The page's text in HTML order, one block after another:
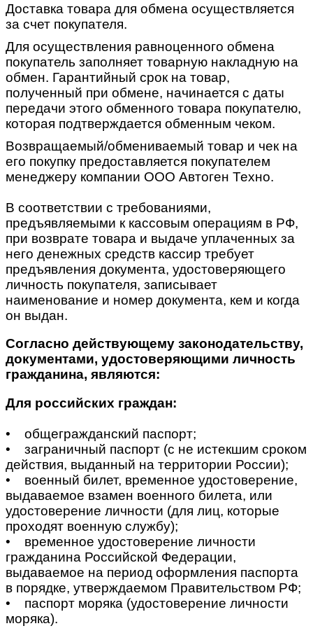
Доставка товара для обмена осуществляется
за счет покупателя.
Для осуществления равноценного обмена
покупатель заполняет товарную накладную на
обмен. Гарантийный срок на товар,
полученный при обмене, начинается с даты
передачи этого обменного товара покупателю,
которая подтверждается обменным чеком.
Возвращаемый/обмениваемый товар и чек на
его покупку предоставляется покупателем
менеджеру компании ООО Автоген Техно.
В соответствии с требованиями,
предъявляемыми к кассовым операциям в РФ,
при возврате товара и выдаче уплаченных за
него денежных средств кассир требует
предъявления документа, удостоверяющего
личность покупателя, записывает
наименование и номер документа, кем и когда
он выдан.
Согласно действующему законодательству,
документами, удостоверяющими личность
гражданина, являются:
Для российских граждан:
• общегражданский паспорт;
• заграничный паспорт (с не истекшим сроком
действия, выданный на территории России);
• военный билет, временное удостоверение,
выдаваемое взамен военного билета, или
удостоверение личности (для лиц, которые
проходят военную службу);
• временное удостоверение личности
гражданина Российской Федерации,
выдаваемое на период оформления паспорта
в порядке, утверждаемом Правительством РФ;
• паспорт моряка (удостоверение личности
моряка).